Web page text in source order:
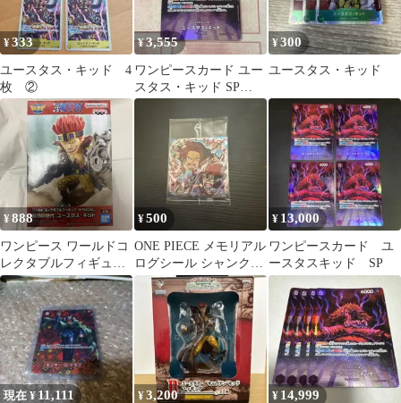
¥333
ユースタス・キッド 4
枚 ②
¥3,555
ワンピースカード ユー
スタス・キッド SP
OP05-074 SR
¥300
ユースタス・キッド
¥888
ワンピース ワールドコ
レクタブルフィギュア
スペシャル最悪の世代
ユースタスキッド
¥500
ONE PIECE メモリアル
ログシール シャンクス
VSキッド
¥ 13,000
ワンピースカード ユ
ースタスキッド SP
現在 ¥11,111 ¥3,200 ¥ 14,999